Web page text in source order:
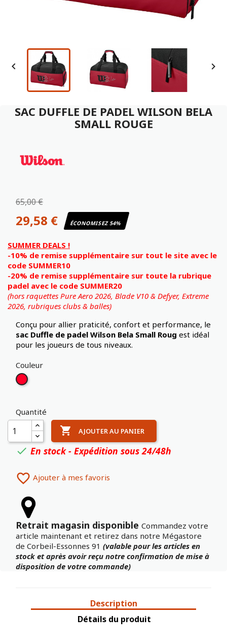
 
SAC DUFFLE DE PADEL WILSON BELA
SMALL ROUGE
65,00 €
29,58 € ÉCONOMISEZ 54%
SUMMER DEALS !
-10% de remise supplémentaire sur tout le site avec le
code SUMMER10
-20% de remise supplémentaire sur toute la rubrique
padel avec le code SUMMER20
(hors raquettes Pure Aero 2026, Blade V10 & Defyer, Extreme
2026, rubriques clubs & balles)
Conçu pour allier praticité, confort et performance, le
sac Duffle de padel Wilson Bela Small Roug est idéal
pour les joueurs de tous niveaux.
Couleur
Rouge
Quantité
 AJOUTER AU PANIER
 En stock - Expédition sous 24/48h
 Ajouter à mes favoris
Retrait magasin disponible Commandez votre
article maintenant et retirez dans notre Mégastore
de Corbeil-Essonnes 91 (valable pour les articles en
stock et après avoir reçu notre confirmation de mise à
disposition de votre commande)
Description
Détails du produit